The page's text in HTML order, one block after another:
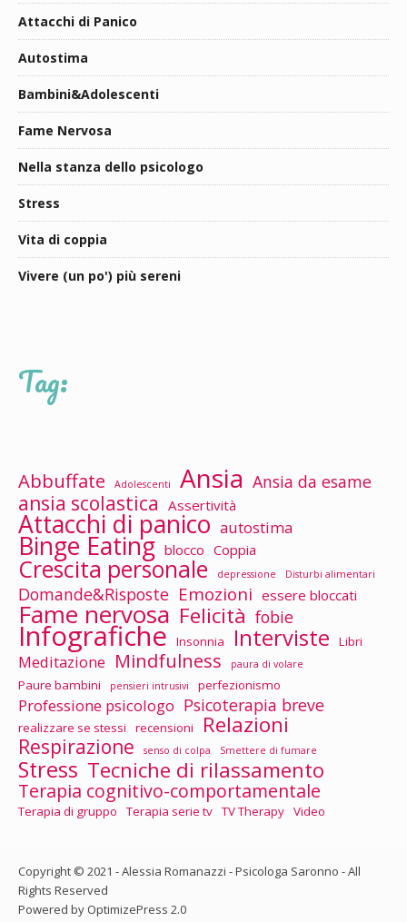
Attacchi di Panico
Autostima
Bambini&Adolescenti
Fame Nervosa
Nella stanza dello psicologo
Stress
Vita di coppia
Vivere (un po') più sereni
Tag:
Abbuffate Adolescenti Ansia Ansia da esame
ansia scolastica Assertività
Attacchi di panico autostima
Binge Eating blocco Coppia
Crescita personale depressione Disturbi alimentari
Domande&Risposte Emozioni essere bloccati
Fame nervosa Felicità fobie
Infografiche Insonnia Interviste Libri
Meditazione Mindfulness paura di volare
Paure bambini pensieri intrusivi perfezionismo
Professione psicologo Psicoterapia breve
realizzare se stessi recensioni Relazioni
Respirazione senso di colpa Smettere di fumare
Stress Tecniche di rilassamento
Terapia cognitivo-comportamentale
Terapia di gruppo Terapia serie tv TV Therapy Video
Copyright © 2021 - Alessia Romanazzi - Psicologa Saronno - All
Rights Reserved
Powered by OptimizePress 2.0